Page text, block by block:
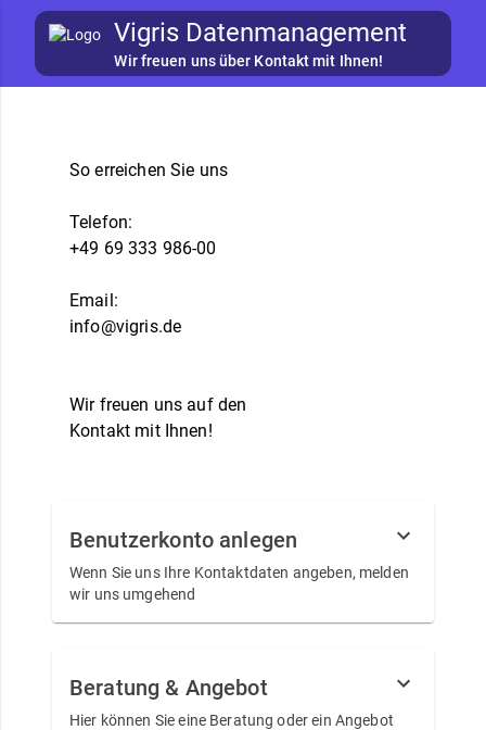
Vigris Datenmanagement
Wir freuen uns über Kontakt mit Ihnen!
So erreichen Sie uns
Telefon:
+49 69 333 986-00
Email:
info@vigris.de
Wir freuen uns auf den
Kontakt mit Ihnen!
Benutzerkonto anlegen
Wenn Sie uns Ihre Kontaktdaten angeben, melden
wir uns umgehend
Beratung & Angebot
Hier können Sie eine Beratung oder ein Angebot